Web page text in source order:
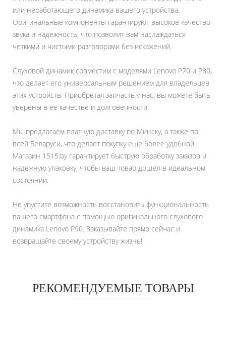
или неработающего динамика вашего устройства.
Оригинальные компоненты гарантируют высокое качество
звука и надежность, что позволит вам наслаждаться
четкими и чистыми разговорами без искажений.
Слуховой динамик совместим с моделями Lenovo P70 и P80,
что делает его универсальным решением для владельцев
этих устройств. Приобретая запчасть у нас, вы можете быть
уверены в ее качестве и долговечности.
Мы предлагаем платную доставку по Минску, а также по
всей Беларуси, что делает покупку еще более удобной.
Магазин 1515.by гарантирует быструю обработку заказов и
надежную упаковку, чтобы ваш товар дошел в идеальном
состоянии.
Не упустите возможность восстановить функциональность
вашего смартфона с помощью оригинального слухового
динамика Lenovo P90. Заказывайте прямо сейчас и
возвращайте своему устройству жизнь!
РЕКОМЕНДУЕМЫЕ ТОВАРЫ